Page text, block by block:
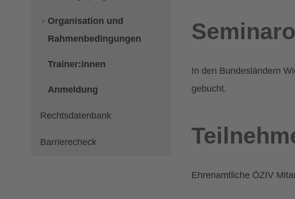
Organisation und
Rahmenbedingungen
Trainer:innen
Anmeldung
Rechtsdatenbank
Barrierecheck
In den Bundesländern
gebucht.
Ehrenamtliche ÖZIV